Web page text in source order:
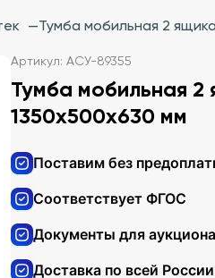
—Тумба мобильная 2
Артикул: АСУ-89355
Тумба мобильная 2
1350х500х630 мм
Поставим без
Соответствует ФГОС
Документы для аукциона
Доставка по всей России